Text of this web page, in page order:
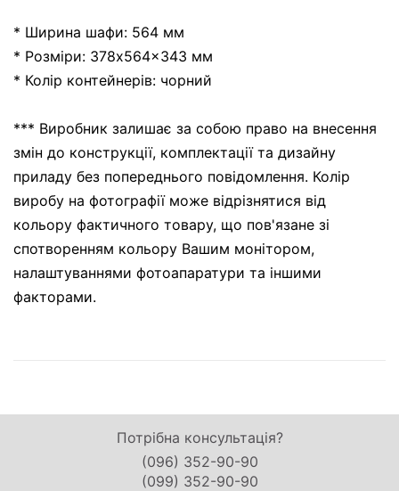
* Ширина шафи: 564 мм
* Розміри: 378x564x343 мм
* Колір контейнерів: чорний
*** Виробник залишає за собою право на внесення
змін до конструкції, комплектації та дизайну
приладу без попереднього повідомлення. Колір
виробу на фотографії може відрізнятися від
кольору фактичного товару, що пов'язане зі
спотворенням кольору Вашим монітором,
налаштуваннями фотоапаратури та іншими
факторами.
Потрібна консультація?
(096) 352-90-90
(099) 352-90-90